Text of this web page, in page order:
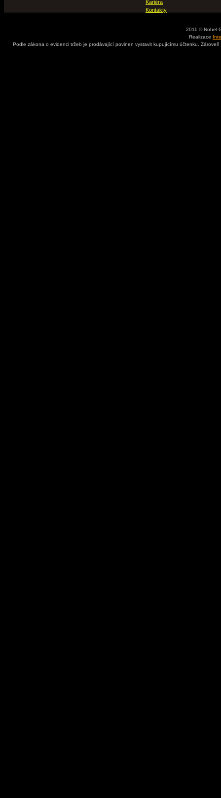
Kariéra
Kontakty
2011 © Nohel
Realizace
Podle zákona o evidenci tržeb je prodávající povinen vystavit kupujícímu účtenku.